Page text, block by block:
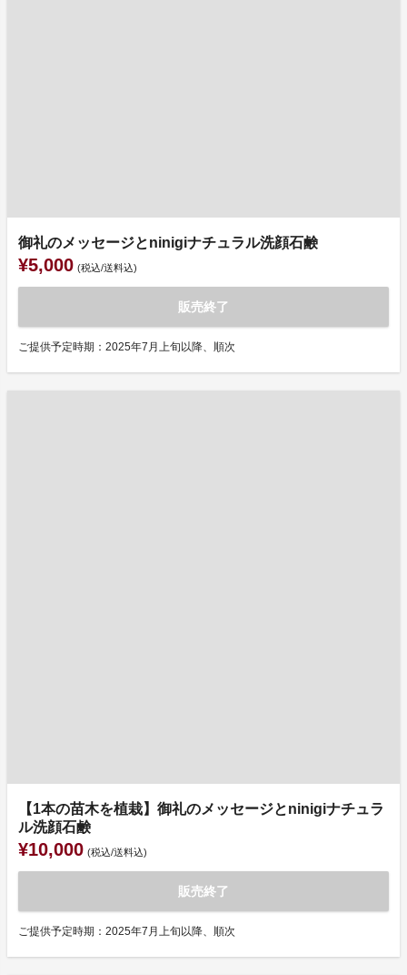
御礼のメッセージとninigiナチュラル洗顔石鹸
¥5,000 (税込/送料込)
販売終了
ご提供予定時期：2025年7月上旬以降、順次
【1本の苗木を植栽】御礼のメッセージとninigiナチュラ
ル洗顔石鹸
¥10,000 (税込/送料込)
販売終了
ご提供予定時期：2025年7月上旬以降、順次